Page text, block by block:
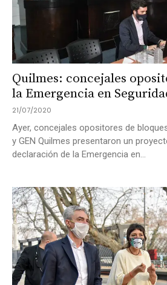
Quilmes: concejales
la Emergencia en
21/07/2020
Ayer, concejales opositores de
y GEN Quilmes presentaron un
declaración de la Emergencia en...